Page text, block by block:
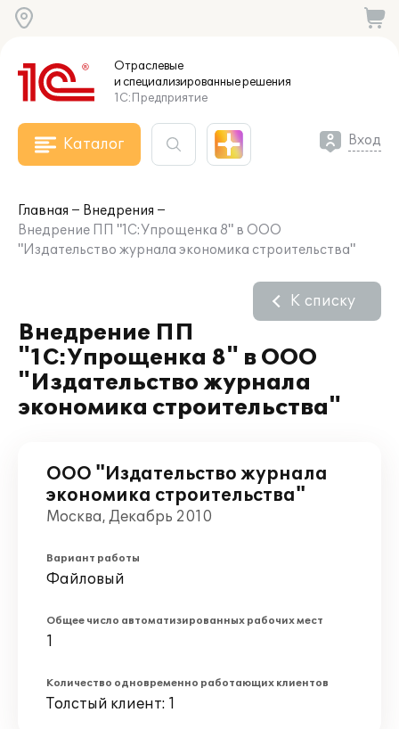
Отраслевые
и специализированныерешения
1С:Предприятие
Каталог Вход
Главная
Внедрения
Внедрение ПП "1С:Упрощенка 8" в ООО
"Издательство журнала экономика строительства"
Внедрение ПП
"1С:Упрощенка 8" в ООО
"Издательство журнала
экономика строительства"
К списку
ООО "Издательство журнала
экономика строительства"
Москва, Декабрь 2010
Вариант работы
Файловый
Общее число автоматизированных рабочих мест
1
Количество одновременно работающих клиентов
Толстый клиент: 1